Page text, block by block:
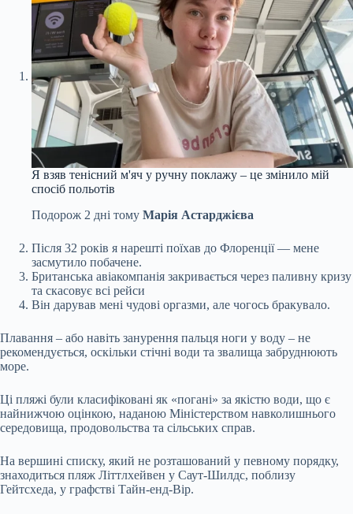
Я взяв тенісний м'яч у ручну поклажу – це змінило мій
спосіб польотів
Подорож 2 дні тому Марія Астарджієва
Після 32 років я нарешті поїхав до Флоренції — мене
засмутило побачене.
Британська авіакомпанія закривається через паливну кризу
та скасовує всі рейси
Він дарував мені чудові оргазми, але чогось бракувало.
Плавання – або навіть занурення пальця ноги у воду – не
рекомендується, оскільки стічні води та звалища забруднюють
море.
Ці пляжі були класифіковані як «погані» за якістю води, що є
найнижчою оцінкою, наданою Міністерством навколишнього
середовища, продовольства та сільських справ.
На вершині списку, який не розташований у певному порядку,
знаходиться пляж Літтлхейвен у Саут-Шилдс, поблизу
Гейтсхеда, у графстві Тайн-енд-Вір.